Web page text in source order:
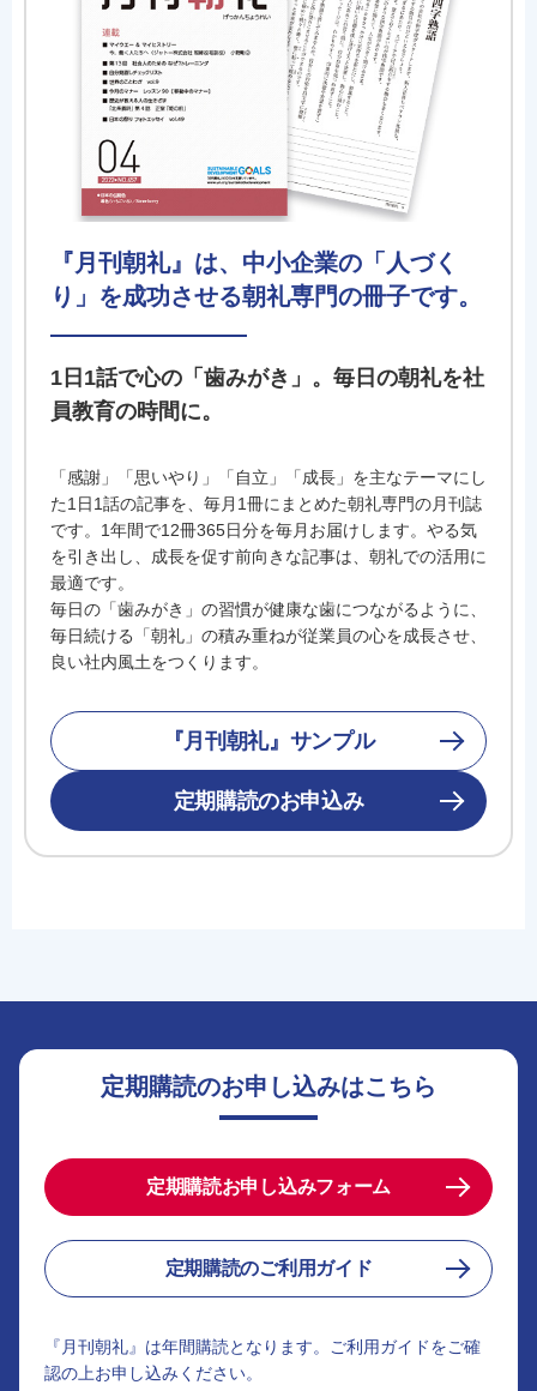
『月刊朝礼』は、中小企業の「人づく
り」を成功させる朝礼専門の冊子です。
1日1話で心の「歯みがき」。毎日の朝礼を社
員教育の時間に。
「感謝」「思いやり」「自立」「成長」を主なテーマにし
た1日1話の記事を、毎月1冊にまとめた朝礼専門の月刊誌
です。1年間で12冊365日分を毎月お届けします。やる気
を引き出し、成長を促す前向きな記事は、朝礼での活用に
最適です。
毎日の「歯みがき」の習慣が健康な歯につながるように、
毎日続ける「朝礼」の積み重ねが従業員の心を成長させ、
良い社内風土をつくります。
『月刊朝礼』サンプル
定期購読のお申込み
定期購読のお申し込みはこちら
定期購読お申し込みフォーム
定期購読のご利用ガイド
『月刊朝礼』は年間購読となります。ご利用ガイドをご確
認の上お申し込みください。